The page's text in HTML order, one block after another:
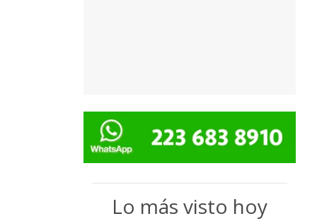
Lo más visto hoy